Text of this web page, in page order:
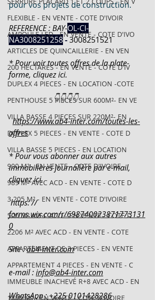
FLEXIBLE - EN VENTE - COTE D'IVOIR
AMPOULE LED - EN VENTE - COTE D'IVO
ARTICLES DE QUINCAILLERIE - EN VEN
200 HECTARES - EN VENTE - COTE D'IV
DUPLEX 4 PIECES - EN LOCATION -COTE
PENTHOUSE 5 PIECES SUR 600M²- EN VE
VILLA BASSE 4 PIECES SUR 220M²- EN
DUPLEX 5 PIECES - EN VENTE - COTE D
VILLA BASSE 5 PIECES - EN LOCATION
900 M² - EN VENTE - COTE D'IVOIRE -
989 M² AVEC ACD - EN VENTE - COTE D
3 205 M² - EN VENTE - COTE D'IVOIRE
500 M² AVEC ACD - EN VENTE - COTE D
2206 M² AVEC ACD - EN VENTE - COTE
APPARTEMENT DE 3 PIECES - EN VENTE
APPARTEMENT 4 PIECES - EN VENTE - C
IMMEUBLE INACHEVÉ R+8 AVEC ACD - EN
1880 M² - EN VENTE - COTE D'IVOIRE
pour vos projets de construction.
REFERENCE : BAY-OL-CI-
NA3008251258- 3008251521
* Pour voir toutes offres de la plate-
forme, cliquez ici.
👇👇👇👇
https://www.ab4-inter.com/toutes-les-
offres
* Pour vous abonner aux autres
immobilières journalière par e-mail,
cliquez ici.
https: //
forms.wix.com/r/698740023871773131
0
Site : ab4-inter.com
e-mail : info@ab4-inter.com
WhatsApp : +225 0101428286